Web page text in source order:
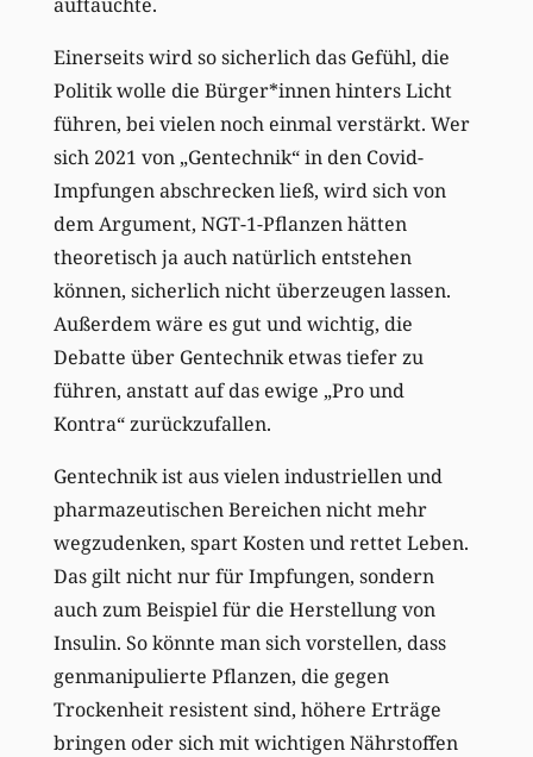
Einerseits wird so sicherlich das Gefühl, die
Politik wolle die Bürger*innen hinters Licht
führen, bei vielen noch einmal verstärkt. Wer
sich 2021 von „Gentechnik“ in den Covid-
Impfungen abschrecken ließ, wird sich von
dem Argument, NGT-1-Pflanzen hätten
theoretisch ja auch natürlich entstehen
können, sicherlich nicht überzeugen lassen.
Außerdem wäre es gut und wichtig, die
Debatte über Gentechnik etwas tiefer zu
führen, anstatt auf das ewige „Pro und
Kontra“ zurückzufallen.
Gentechnik ist aus vielen industriellen und
pharmazeutischen Bereichen nicht mehr
wegzudenken, spart Kosten und rettet Leben.
Das gilt nicht nur für Impfungen, sondern
auch zum Beispiel für die Herstellung von
Insulin. So könnte man sich vorstellen, dass
genmanipulierte Pflanzen, die gegen
Trockenheit resistent sind, höhere Erträge
bringen oder sich mit wichtigen Nährstoffen